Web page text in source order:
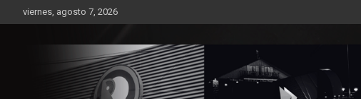
al
viernes, agosto 7, 2026